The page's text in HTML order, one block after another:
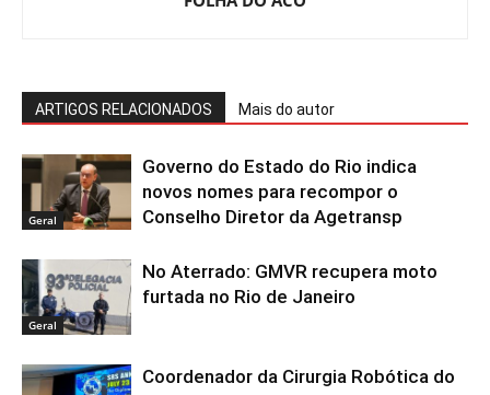
ARTIGOS RELACIONADOS Mais do autor
Geral
Governo do Estado do Rio indica
novos nomes para recompor o
Conselho Diretor da Agetransp
Geral
No Aterrado: GMVR recupera moto
furtada no Rio de Janeiro
Coordenador da Cirurgia Robótica do